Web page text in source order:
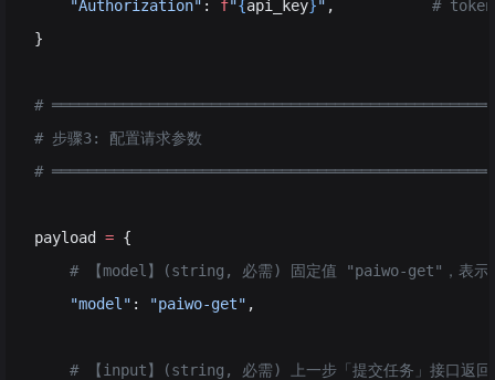
    "Authorization"
: f"{api_key}" , # token
}
#
# 步骤3: 配置请求参数
#
payload = {
# 【model】(string, 必需) 固定值 "paiwo-get"，表示
    "model"
: "paiwo-get" ,
# 【input】(string, 必需) 上一步「提交任务」接口返